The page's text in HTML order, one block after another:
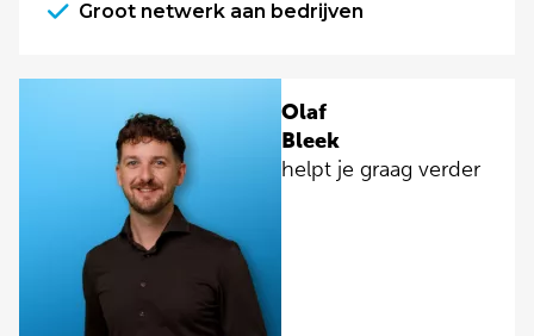
Groot netwerk aan bedrijven
Olaf
Bleek
helpt je graag verder